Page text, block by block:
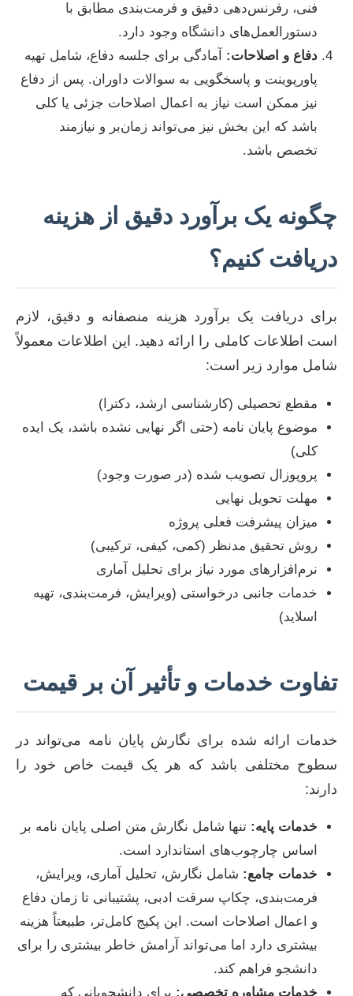
فنی، رفرنس‌دهی دقیق و فرمت‌بندی مطابق با
دستورالعمل‌های دانشگاه وجود دارد.
دفاع و اصلاحات: آمادگی برای جلسه دفاع، شامل تهیه
پاورپوینت و پاسخگویی به سوالات داوران. پس از دفاع
نیز ممکن است نیاز به اعمال اصلاحات جزئی یا کلی
باشد که این بخش نیز می‌تواند زمان‌بر و نیازمند
تخصص باشد.
چگونه یک برآورد دقیق از هزینه
دریافت کنیم؟
برای دریافت یک برآورد هزینه منصفانه و دقیق، لازم
است اطلاعات کاملی را ارائه دهید. این اطلاعات معمولاً
شامل موارد زیر است:
مقطع تحصیلی (کارشناسی ارشد، دکترا)
موضوع پایان نامه (حتی اگر نهایی نشده باشد، یک ایده
کلی)
پروپوزال تصویب شده (در صورت وجود)
مهلت تحویل نهایی
میزان پیشرفت فعلی پروژه
روش تحقیق مدنظر (کمی، کیفی، ترکیبی)
نرم‌افزارهای مورد نیاز برای تحلیل آماری
خدمات جانبی درخواستی (ویرایش، فرمت‌بندی، تهیه
اسلاید)
تفاوت خدمات و تأثیر آن بر قیمت
خدمات ارائه شده برای نگارش پایان نامه می‌تواند در
سطوح مختلفی باشد که هر یک قیمت خاص خود را
دارند:
خدمات پایه: تنها شامل نگارش متن اصلی پایان نامه بر
اساس چارچوب‌های استاندارد است.
خدمات جامع: شامل نگارش، تحلیل آماری، ویرایش،
فرمت‌بندی، چکاپ سرقت ادبی، پشتیبانی تا زمان دفاع
و اعمال اصلاحات است. این پکیج کامل‌تر، طبیعتاً هزینه
بیشتری دارد اما می‌تواند آرامش خاطر بیشتری را برای
دانشجو فراهم کند.
خدمات مشاوره تخصصی: برای دانشجویانی که